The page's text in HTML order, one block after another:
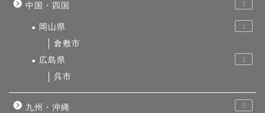
中国・四国 2
岡山県 1
倉敷市
広島県
1
呉市
九州・沖縄 5